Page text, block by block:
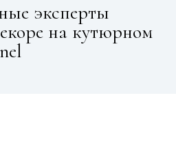
эксперты
на кутюрном